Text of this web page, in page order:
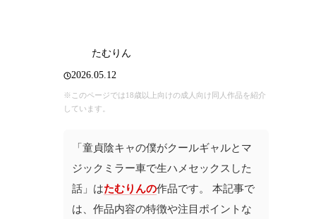
たむりん
2026.05.12
※このページでは18歳以上向けの成人向け同人作品を紹介
しています。
「童貞陰キャの僕がクールギャルとマ
ジックミラー車で生ハメセックスした
話」はたむりんの作品です。 本記事で
は、作品内容の特徴や注目ポイントな